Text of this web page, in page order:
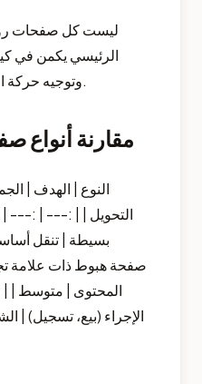
ليست كل صفحات
الرئيسي يكمن في
وتوجيه حركة المرور نحو إجراءات محددة.
مقارنة أنواع
التحويل | | :--- | :---
بسيطة | تنقل
صفحة هبوط ذات علامة
المحتوى | متوسط | |
الإجراء (بيع، تسجيل) |